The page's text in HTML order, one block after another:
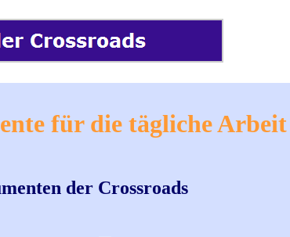
für die tägliche Arbeit
der Crossroads